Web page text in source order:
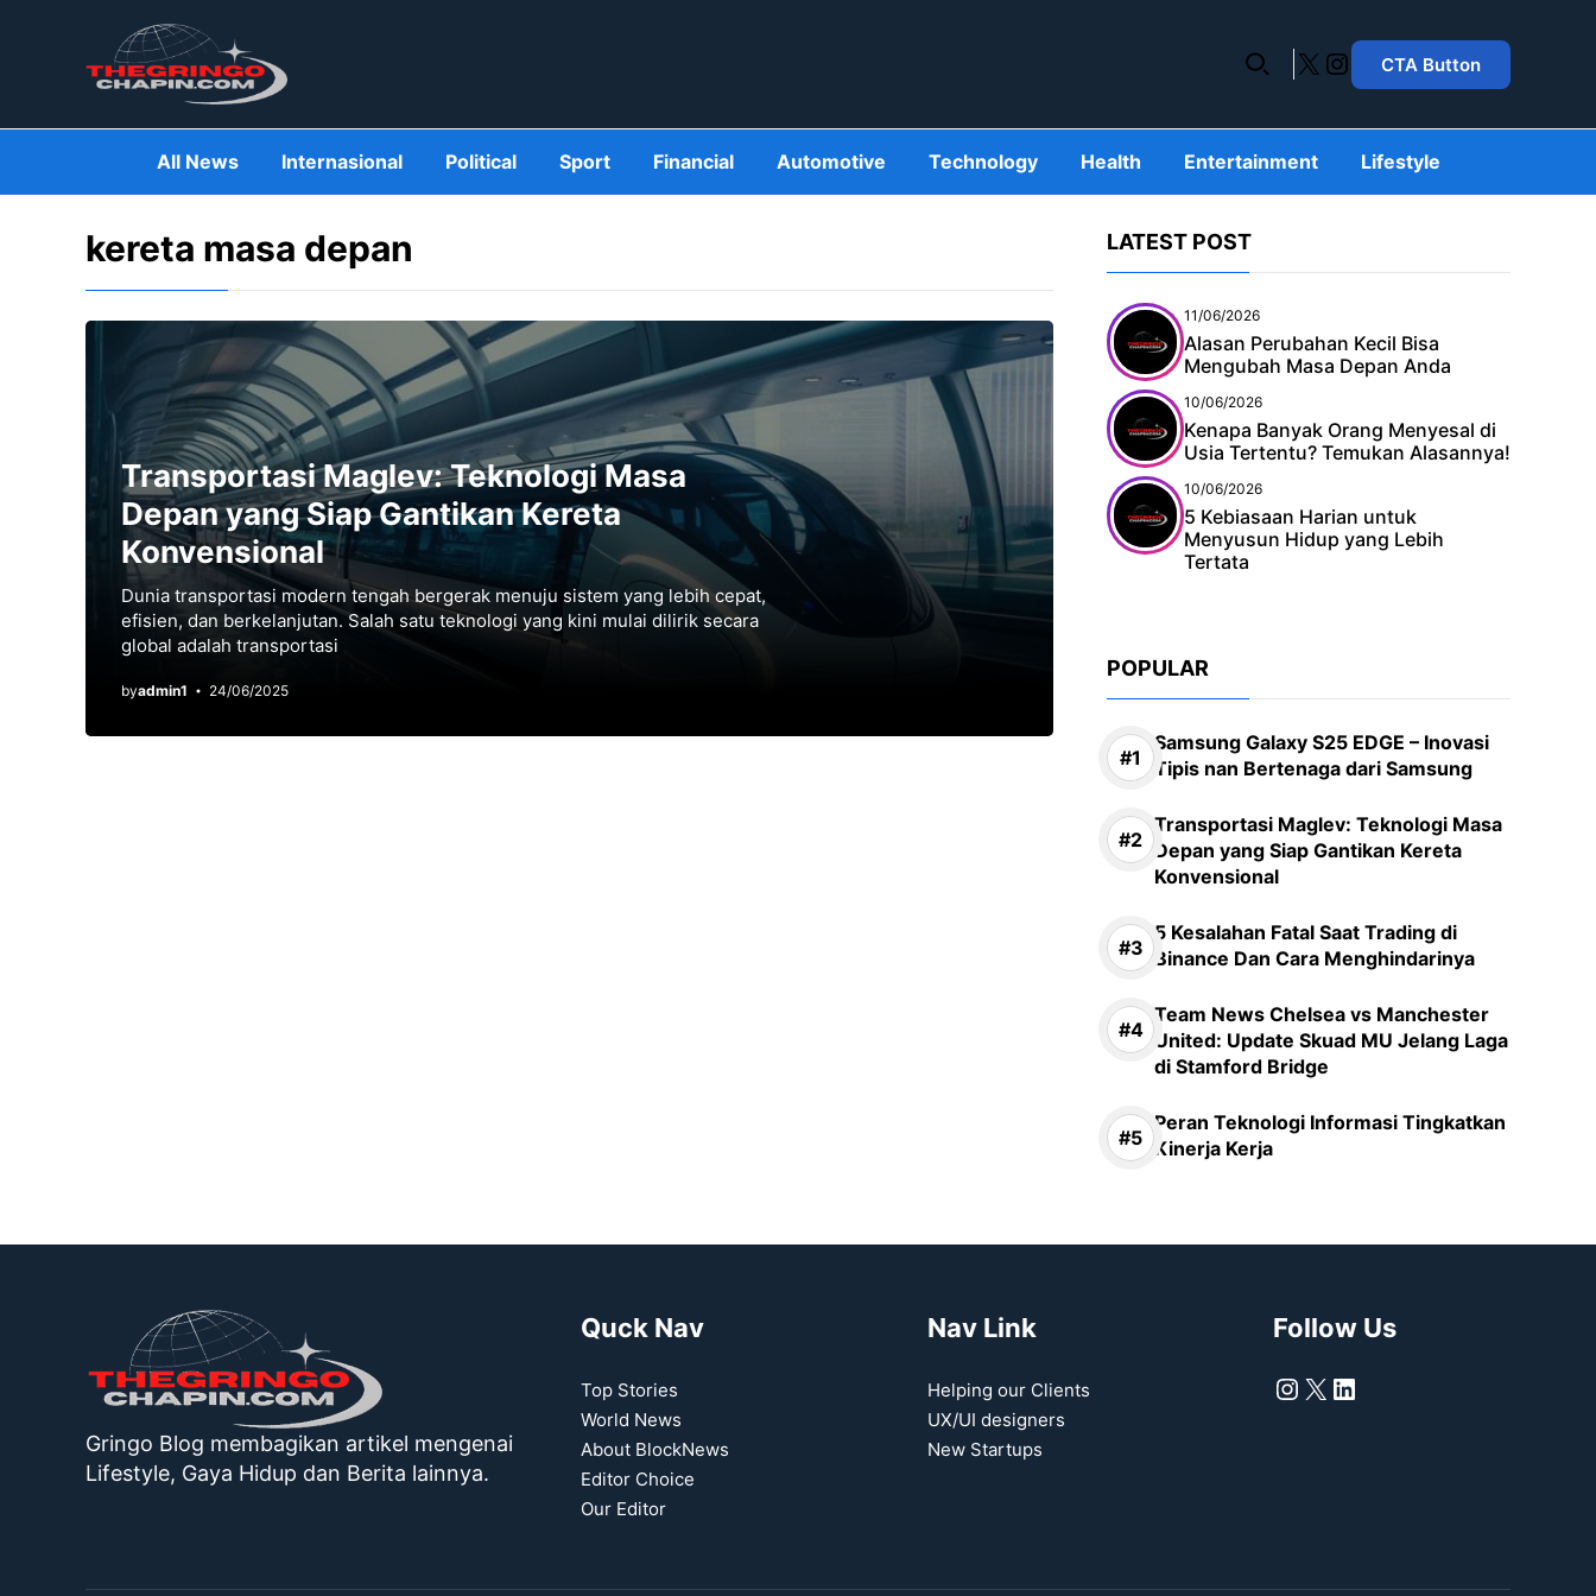
X Instagram
CTA Button
All News Internasional Political Sport Financial Automotive Technology Health Entertainment Lifestyle
kereta masa depan
Transportasi Maglev: Teknologi Masa
Depan yang Siap Gantikan Kereta
Konvensional
Dunia transportasi modern tengah bergerak menuju sistem yang lebih cepat,
efisien, dan berkelanjutan. Salah satu teknologi yang kini mulai dilirik secara
global adalah transportasi
byadmin1 24/06/2025
LATEST POST
11/06/2026
Alasan Perubahan Kecil Bisa
Mengubah Masa Depan Anda
10/06/2026
Kenapa Banyak Orang Menyesal di
Usia Tertentu? Temukan Alasannya!
10/06/2026
5 Kebiasaan Harian untuk
Menyusun Hidup yang Lebih
Tertata
POPULAR
Samsung Galaxy S25 EDGE – Inovasi
Tipis nan Bertenaga dari Samsung
Transportasi Maglev: Teknologi Masa
Depan yang Siap Gantikan Kereta
Konvensional
5 Kesalahan Fatal Saat Trading di
Binance Dan Cara Menghindarinya
Team News Chelsea vs Manchester
United: Update Skuad MU Jelang Laga
di Stamford Bridge
Peran Teknologi Informasi Tingkatkan
Kinerja Kerja
Gringo Blog membagikan artikel mengenai
Lifestyle, Gaya Hidup dan Berita lainnya.
Quck Nav
Top Stories
World News
About BlockNews
Editor Choice
Our Editor
Nav Link
Helping our Clients
UX/UI designers
New Startups
Follow Us
Instagram
X LinkedIn